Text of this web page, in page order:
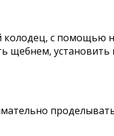
с помощью
щебнем, установить